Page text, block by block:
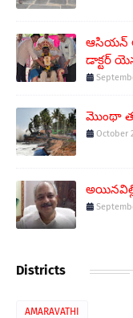
ఆసియన్
డాక్టర్
మొంథా
October
Districts
AMARAVATHI